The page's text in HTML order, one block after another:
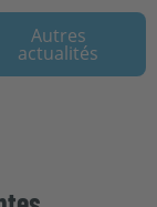
Autres
actualités